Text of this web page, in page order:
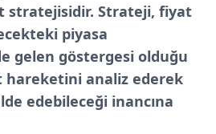
stratejisidir. Strateji, fiyat
piyasa
gelen göstergesi olduğu
hareketini analiz ederek
edebileceği inancına